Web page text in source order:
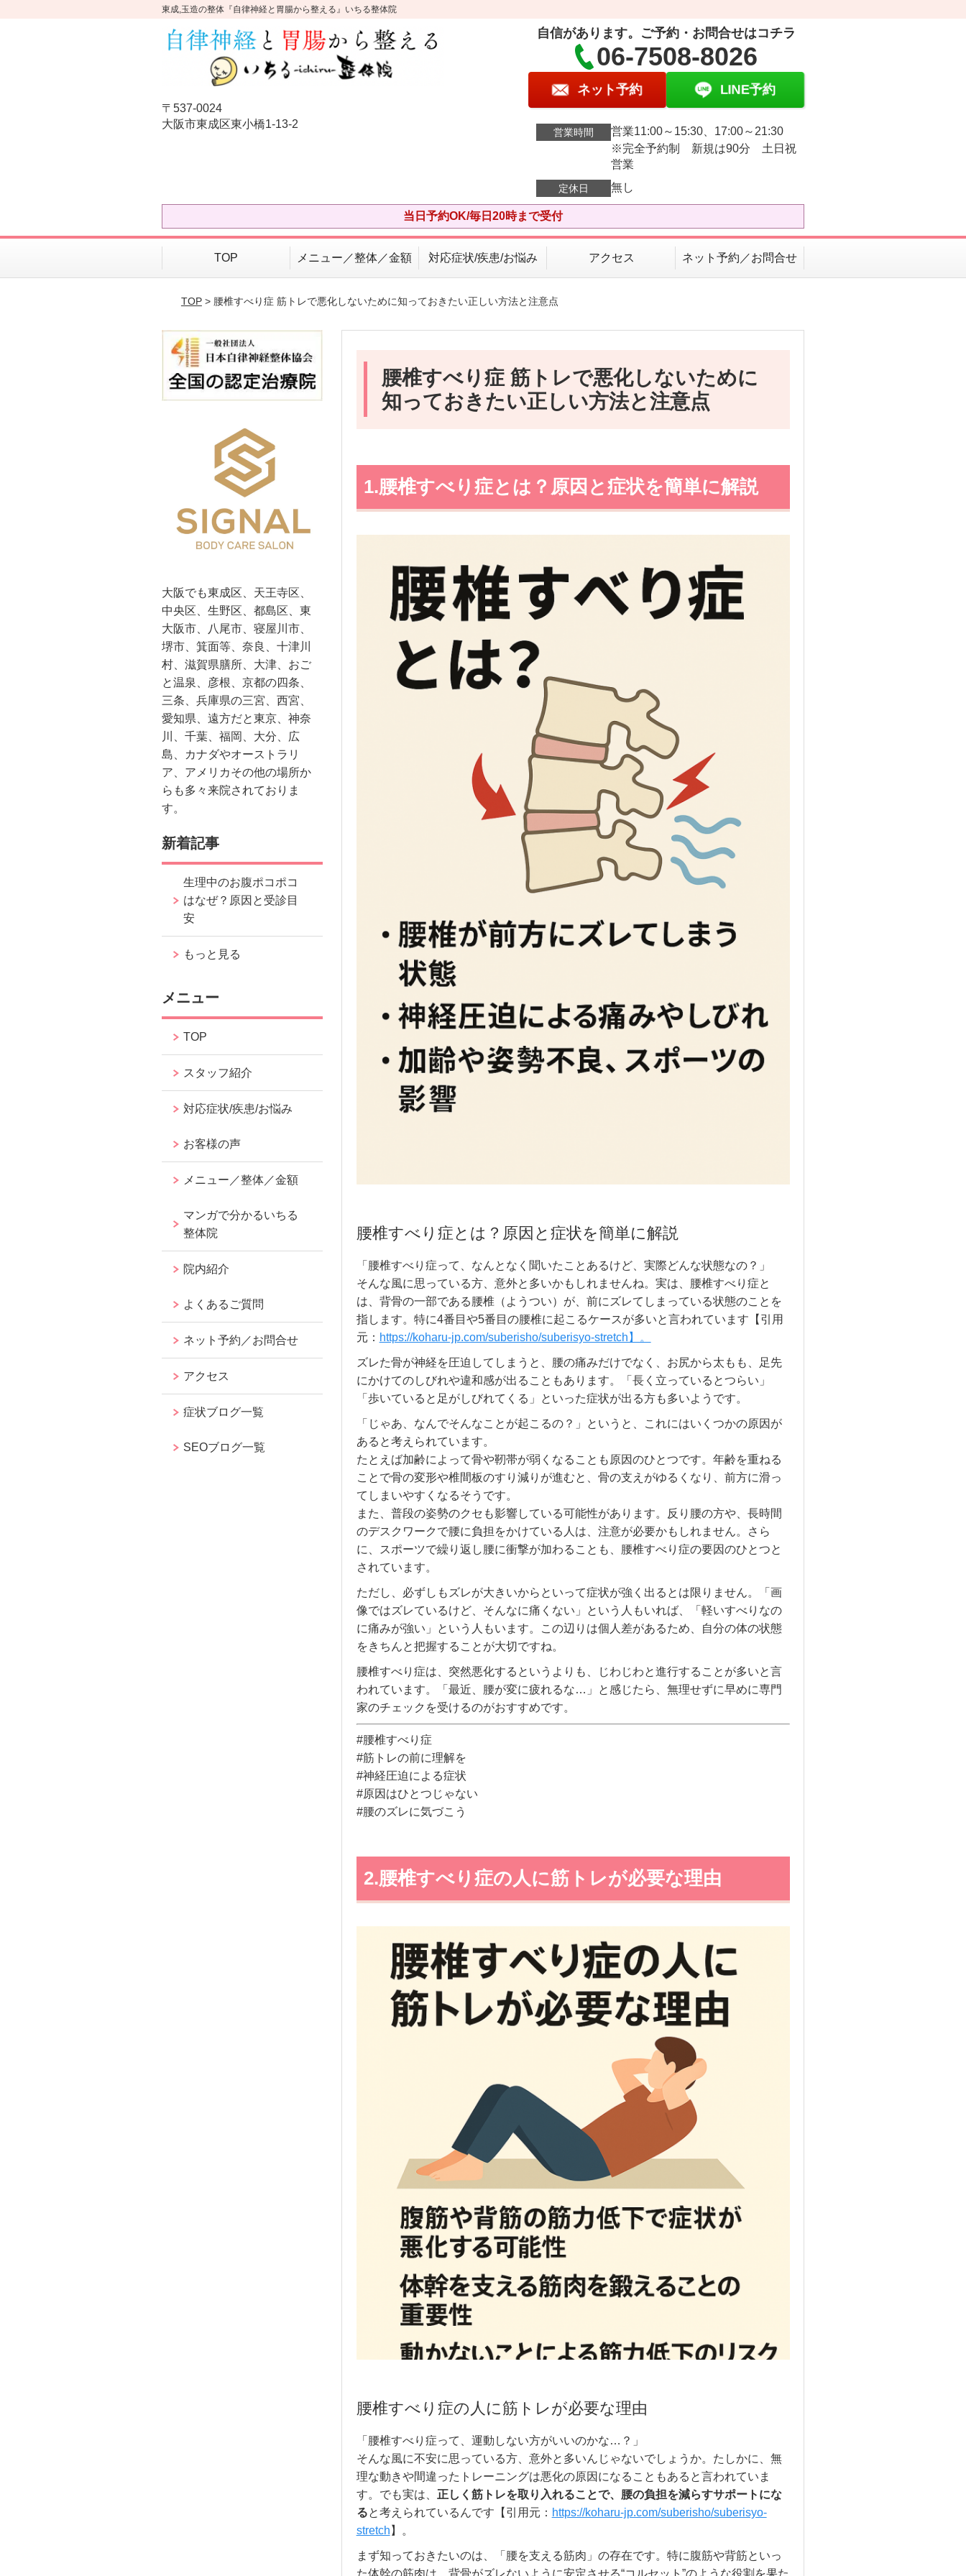
東成,玉造の整体『自律神経と胃腸から整える』いちる整体院
〒537-0024
大阪市東成区東小橋1-13-2
自信があります。ご予約・お問合せはコチラ
06-7508-8026
ネット予約 LINE予約
営業時間
営業11:00～15:30、17:00～21:30
※完全予約制 新規は90分 土日祝
営業
定休日 無し
当日予約OK/毎日20時まで受付
TOP メニュー／整体／金額 対応症状/疾患/お悩み アクセス ネット予約／お問合せ
TOP> 腰椎すべり症 筋トレで悪化しないために知っておきたい正しい方法と注意点
腰椎すべり症 筋トレで悪化しないために
知っておきたい正しい方法と注意点
1.腰椎すべり症とは？原因と症状を簡単に解説
腰椎すべり症とは？原因と症状を簡単に解説
「腰椎すべり症って、なんとなく聞いたことあるけど、実際どんな状態なの？」
そんな風に思っている方、意外と多いかもしれませんね。実は、腰椎すべり症と
は、背骨の一部である腰椎（ようつい）が、前にズレてしまっている状態のことを
指します。特に4番目や5番目の腰椎に起こるケースが多いと言われています【引用
元： https://koharu-jp.com/suberisho/suberisyo-stretch】。
ズレた骨が神経を圧迫してしまうと、腰の痛みだけでなく、お尻から太もも、足先
にかけてのしびれや違和感が出ることもあります。「長く立っているとつらい」
「歩いていると足がしびれてくる」といった症状が出る方も多いようです。
「じゃあ、なんでそんなことが起こるの？」というと、これにはいくつかの原因が
あると考えられています。
たとえば加齢によって骨や靭帯が弱くなることも原因のひとつです。年齢を重ねる
ことで骨の変形や椎間板のすり減りが進むと、骨の支えがゆるくなり、前方に滑っ
てしまいやすくなるそうです。
また、普段の姿勢のクセも影響している可能性があります。反り腰の方や、長時間
のデスクワークで腰に負担をかけている人は、注意が必要かもしれません。さら
に、スポーツで繰り返し腰に衝撃が加わることも、腰椎すべり症の要因のひとつと
されています。
ただし、必ずしもズレが大きいからといって症状が強く出るとは限りません。「画
像ではズレているけど、そんなに痛くない」という人もいれば、「軽いすべりなの
に痛みが強い」という人もいます。この辺りは個人差があるため、自分の体の状態
をきちんと把握することが大切ですね。
腰椎すべり症は、突然悪化するというよりも、じわじわと進行することが多いと言
われています。「最近、腰が変に疲れるな…」と感じたら、無理せずに早めに専門
家のチェックを受けるのがおすすめです。
#腰椎すべり症
#筋トレの前に理解を
#神経圧迫による症状
#原因はひとつじゃない
#腰のズレに気づこう
2.腰椎すべり症の人に筋トレが必要な理由
腰椎すべり症の人に筋トレが必要な理由
「腰椎すべり症って、運動しない方がいいのかな…？」
そんな風に不安に思っている方、意外と多いんじゃないでしょうか。たしかに、無
理な動きや間違ったトレーニングは悪化の原因になることもあると言われていま
す。でも実は、 正しく筋トレを取り入れることで、腰の負担を減らすサポートにな
ると考えられているんです【引用元： https://koharu-jp.com/suberisho/suberisyo-
stretch 】。
まず知っておきたいのは、「腰を支える筋肉」の存在です。特に腹筋や背筋といっ
大阪でも東成区、天王寺区、
中央区、生野区、都島区、東
大阪市、八尾市、寝屋川市、
堺市、箕面等、奈良、十津川
村、滋賀県膳所、大津、おご
と温泉、彦根、京都の四条、
三条、兵庫県の三宮、西宮、
愛知県、遠方だと東京、神奈
川、千葉、福岡、大分、広
島、カナダやオーストラリ
ア、アメリカその他の場所か
らも多々来院されておりま
す。
新着記事
生理中のお腹ポコポコ
はなぜ？原因と受診目
安
もっと見る
メニュー
TOP
スタッフ紹介
対応症状/疾患/お悩み
お客様の声
メニュー／整体／金額
マンガで分かるいちる
整体院
院内紹介
よくあるご質問
ネット予約／お問合せ
アクセス
症状ブログ一覧
SEOブログ一覧